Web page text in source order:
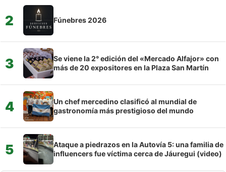
2 Fúnebres 2026
3
Se viene la 2° edición del «Mercado Alfajor» con
más de 20 expositores en la Plaza San Martín
4
Un chef mercedino clasificó al mundial de
gastronomía más prestigioso del mundo
5
Ataque a piedrazos en la Autovía 5: una familia de
influencers fue víctima cerca de Jáuregui (video)